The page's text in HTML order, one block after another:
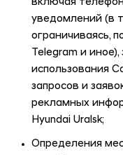
включая
уведомлений (в
ограничиваясь,
Telegram и
использования
запросов и
рекламных
Hyundai Uralsk;
Определения